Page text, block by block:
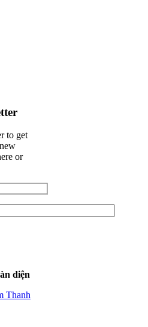
to get
or
diện